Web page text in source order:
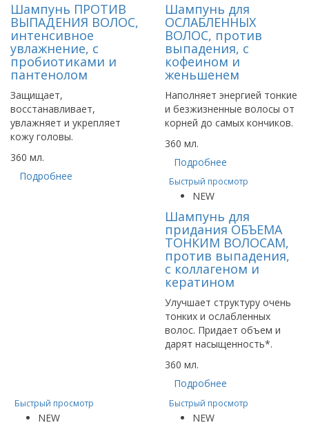
Шампунь ПРОТИВ
ВЫПАДЕНИЯ ВОЛОС,
интенсивное
увлажнение, с
пробиотиками и
пантенолом
Защищает,
восстанавливает,
увлажняет и укрепляет
кожу головы.
360 мл.
Подробнее
Шампунь для
ОСЛАБЛЕННЫХ
ВОЛОС, против
выпадения, с
кофеином и
женьшенем
Наполняет энергией тонкие
и безжизненные волосы от
корней до самых кончиков.
360 мл.
Подробнее
Быстрый просмотр
NEW
Шампунь для
придания ОБЪЕМА
ТОНКИМ ВОЛОСАМ,
против выпадения,
с коллагеном и
кератином
Улучшает структуру очень
тонких и ослабленных
волос. Придает объем и
дарят насыщенность*.
360 мл.
Подробнее
Быстрый просмотр
NEW
Быстрый просмотр
NEW